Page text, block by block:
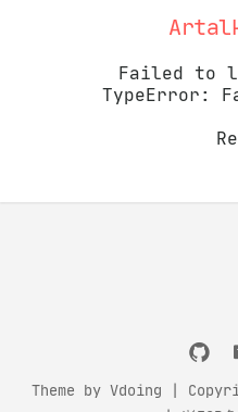
Failed to
TypeError:
Theme by Vdoing |